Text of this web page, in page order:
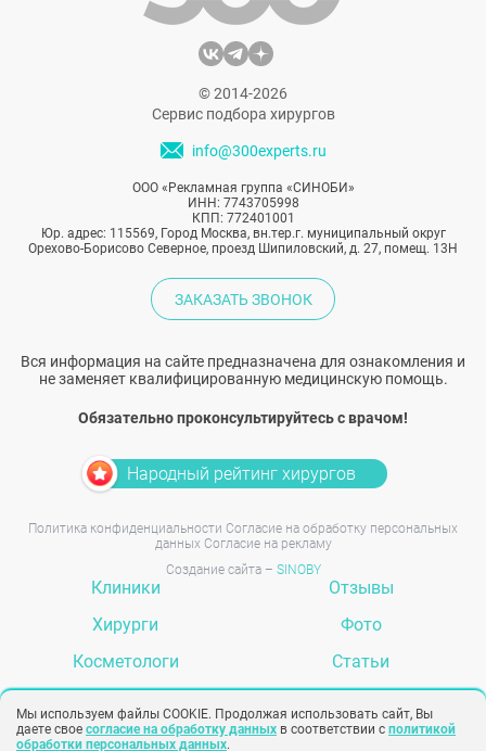
© 2014-2026
Сервис подбора хирургов
info@300experts.ru
ООО «Рекламная группа «СИНОБИ»
ИНН: 7743705998
КПП: 772401001
Юр. адрес: 115569, Город Москва, вн.тер.г. муниципальный округ
Орехово-Борисово Северное, проезд Шипиловский, д. 27, помещ. 13Н
ЗАКАЗАТЬ ЗВОНОК
Вся информация на сайте предназначена для ознакомления и
не заменяет квалифицированную медицинскую помощь.
Обязательно проконсультируйтесь с врачом!
Народный рейтинг хирургов
Политика конфиденциальности Согласие на обработку персональных
данных Согласие на рекламу
Создание сайта – SINOBY
Клиники
Хирурги
Косметологи
Отзывы
Фото
Статьи
Мы используем файлы COOKIE. Продолжая использовать сайт, Вы
даете свое согласие на обработку данных в соответствии с политикой
обработки персональных данных.